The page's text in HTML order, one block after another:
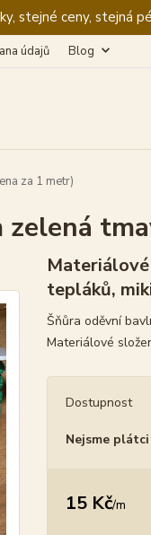
stejné ceny, stejná
údajů Blog
za 1 metr)
tepláků,
Šňůra oděvní
Materiálové
Dostupnost
Nejsme plátci
15 Kč/m